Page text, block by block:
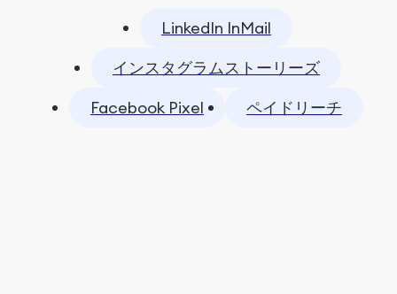
LinkedIn InMail
インスタグラムストーリーズ
Facebook Pixel
ペイドリーチ